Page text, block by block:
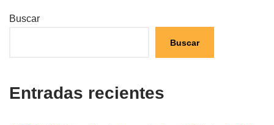
Buscar
Buscar
Entradas recientes